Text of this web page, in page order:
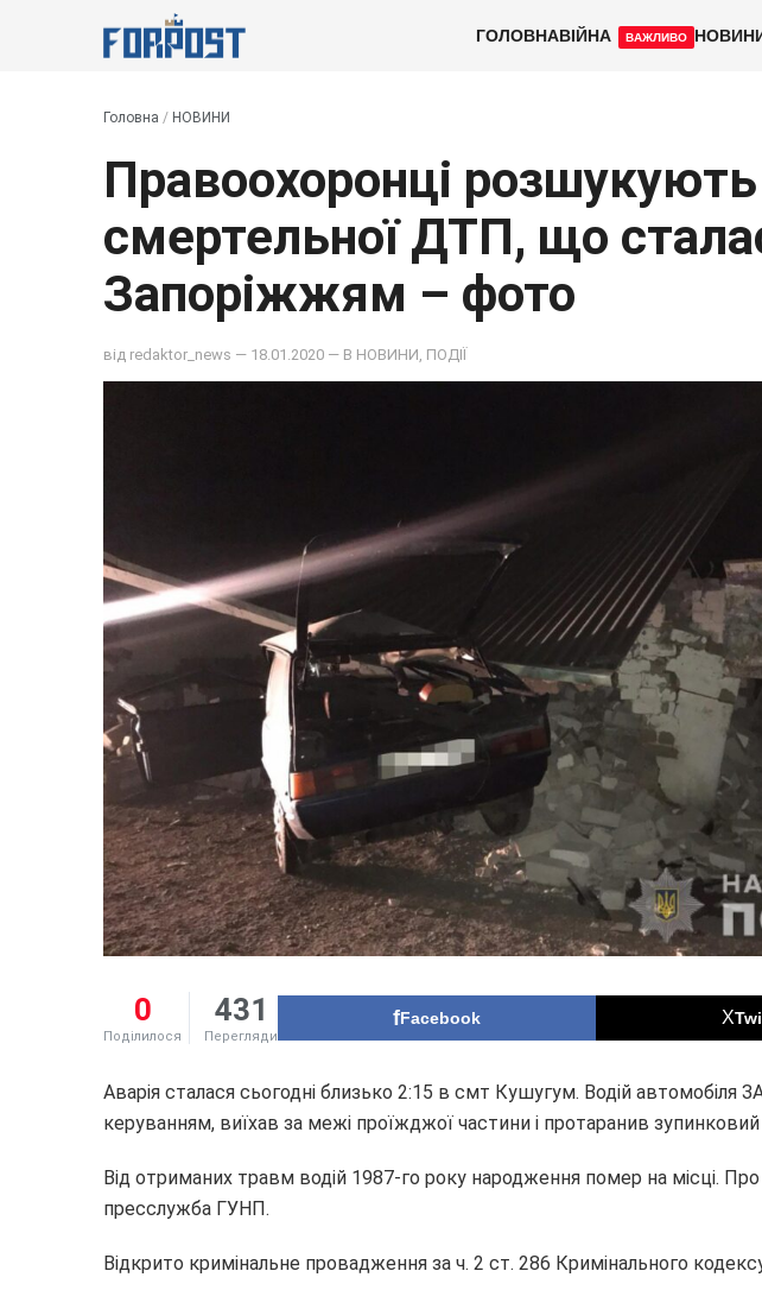
ГОЛОВНАВІЙНА ВАЖЛИВО
Головна / НОВИНИ
Правоохоронці розшукують
смертельної ДТП, що
Запоріжжям – фото
від redaktor_news — 18.01.2020 — В НОВИНИ ПОДІЇ
0
Поділилося
431
Перегляди
Facebook
Аварія сталася сьогодні близько 2:15 в смт Кушугум. Водій автомобіля
керуванням, виїхав за межі проїжджої частини і протаранив
Від отриманих травм водій 1987-го року народження помер на місці.
пресслужба ГУНП.
Відкрито кримінальне провадження за ч. 2 ст. 286 Кримінального